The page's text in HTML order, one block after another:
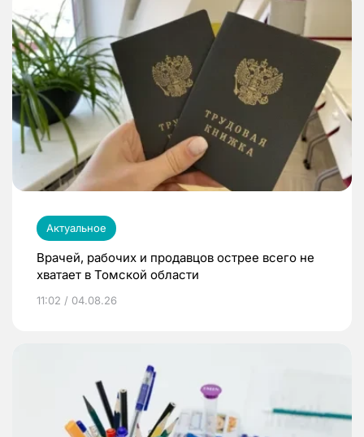
Актуальное
Врачей, рабочих и продавцов острее всего не
хватает в Томской области
11:02 / 04.08.26